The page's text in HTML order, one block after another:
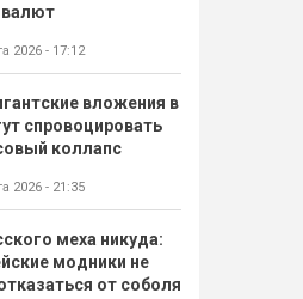
2026 - 17:12
вложения в
спровоцировать
коллапс
2026 - 21:35
меха никуда:
модники не
от соболя